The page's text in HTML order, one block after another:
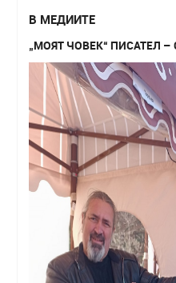
В МЕДИИТЕ
„МОЯТ ЧОВЕК“ ПИСАТЕЛ